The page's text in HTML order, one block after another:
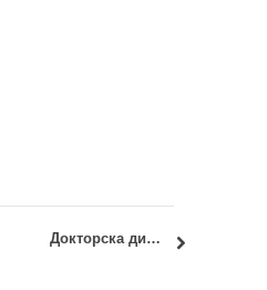
Докторска дисертација и извештај Комисије: кандидат Ђорђе Мандрапа, маст.инж.арх.